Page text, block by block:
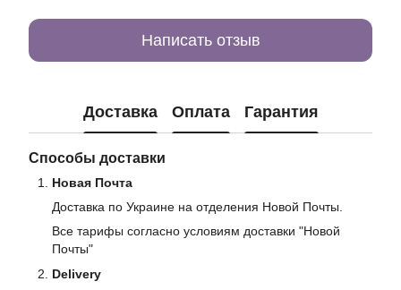
Написать отзыв
Доставка Оплата Гарантия
Способы доставки
Новая Почта
Доставка по Украине на отделения Новой Почты.
Все тарифы согласно условиям доставки "Новой
Почты"
Delivery